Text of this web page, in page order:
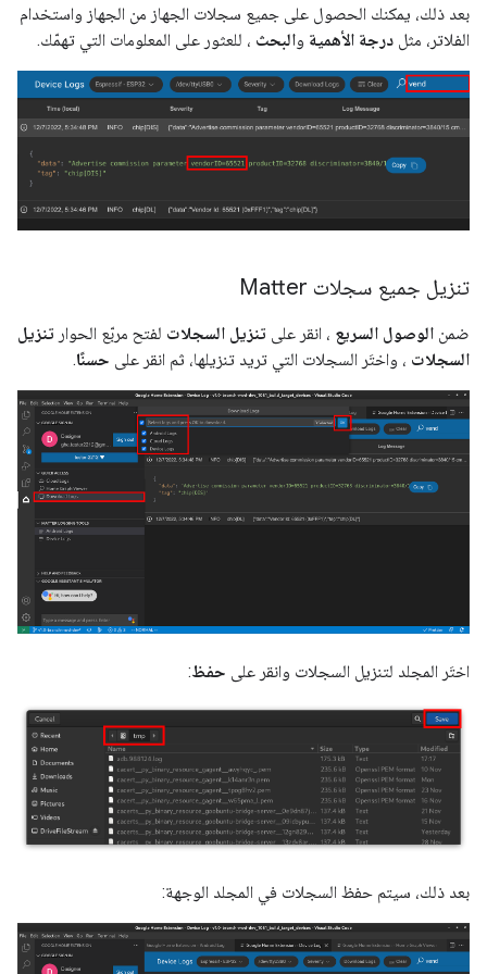
بعد ذلك، يمكنك الحصول على جميع سجلات الجهاز من الجهاز واستخدام
الفلاتر، مثل درجة الأهمية والبحث ، للعثور على المعلومات التي تهمّك.
تنزيل جميع سجلات Matter
ضمن الوصول السريع ، انقر على تنزيل السجلات لفتح مربّع الحوار تنزيل
السجلات ، واختَر السجلات التي تريد تنزيلها، ثم انقر على حسنًا.
اختَر المجلد لتنزيل السجلات وانقر على حفظ:
بعد ذلك، سيتم حفظ السجلات في المجلد الوجهة: